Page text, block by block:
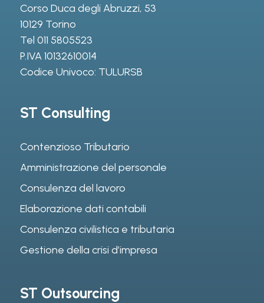
Corso Duca degli Abruzzi, 53
10129 Torino
Tel 011 5805523
P.IVA 10132610014
Codice Univoco: TULURSB
ST Consulting
Contenzioso Tributario
Amministrazione del personale
Consulenza del lavoro
Elaborazione dati contabili
Consulenza civilistica e tributaria
Gestione della crisi d’impresa
ST Outsourcing